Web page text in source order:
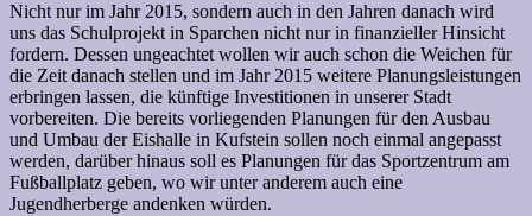
Nicht nur im Jahr 2015, sondern auch in den Jahren danach wird
uns das Schulprojekt in Sparchen nicht nur in finanzieller Hinsicht
fordern. Dessen ungeachtet wollen wir auch schon die Weichen für
die Zeit danach stellen und im Jahr 2015 weitere Planungsleistungen
erbringen lassen, die künftige Investitionen in unserer Stadt
vorbereiten. Die bereits vorliegenden Planungen für den Ausbau
und Umbau der Eishalle in Kufstein sollen noch einmal angepasst
werden, darüber hinaus soll es Planungen für das Sportzentrum am
Fußballplatz geben, wo wir unter anderem auch eine
Jugendherberge andenken würden.